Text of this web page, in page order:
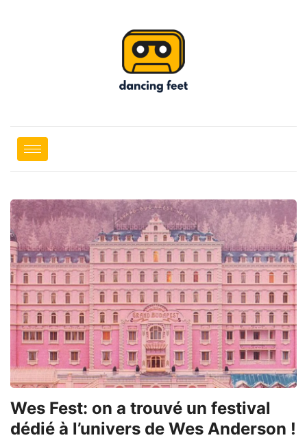
Wes Fest: on a trouvé un festival
dédié à l’univers de Wes Anderson !